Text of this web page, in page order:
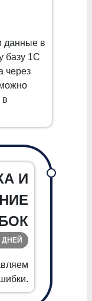
данные в
базу 1С
через
в
И
ДНЕЙ